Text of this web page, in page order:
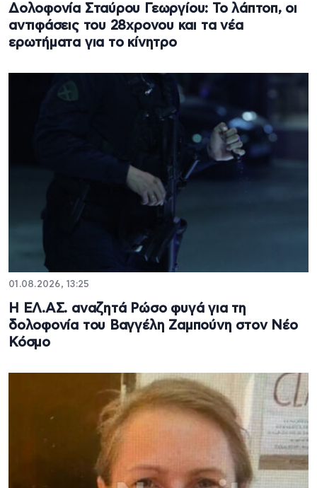
Δολοφονία Σταύρου Γεωργίου: Το λάπτοπ, οι
αντιφάσεις του 28χρονου και τα νέα
ερωτήματα για το κίνητρο
01.08.2026, 13:25
Η ΕΛ.ΑΣ. αναζητά Ρώσο φυγά για τη
δολοφονία του Βαγγέλη Ζαμπούνη στον Νέο
Κόσμο